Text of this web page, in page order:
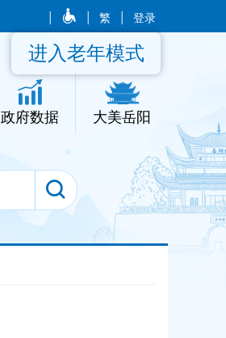
繁 登录
政府数据 大美岳阳
进入老年模式